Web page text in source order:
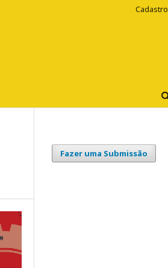
Cadastro
Fazer uma Submissão